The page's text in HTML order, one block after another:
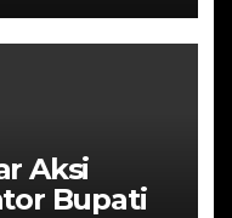
Aksi
Bupati